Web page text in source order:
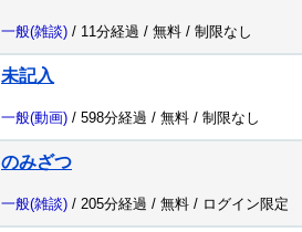
一般(雑談) / 11分経過 / 無料 / 制限なし
未記入
一般(動画) / 598分経過 / 無料 / 制限なし
のみざつ
一般(雑談) / 205分経過 / 無料 / ログイン限定